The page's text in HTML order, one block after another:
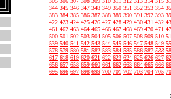
344 345 346 347 348 349 350 351 352 353 354
383 384 385 386 387 388 389 390 391 392 393
422 423 424 425 426 427 428 429 430 431 432
461 462 463 464 465 466 467 468 469 470 471
500 501 502 503 504 505 506 507 508 509 510
539 540 541 542 543 544 545 546 547 548 549
578 579 580 581 582 583 584 585 586 587 588
617 618 619 620 621 622 623 624 625 626 627
656 657 658 659 660 661 662 663 664 665 666
695 696 697 698 699 700 701 702 703 704 705